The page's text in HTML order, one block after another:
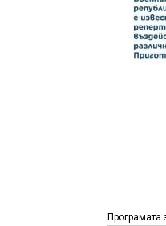
Програмата